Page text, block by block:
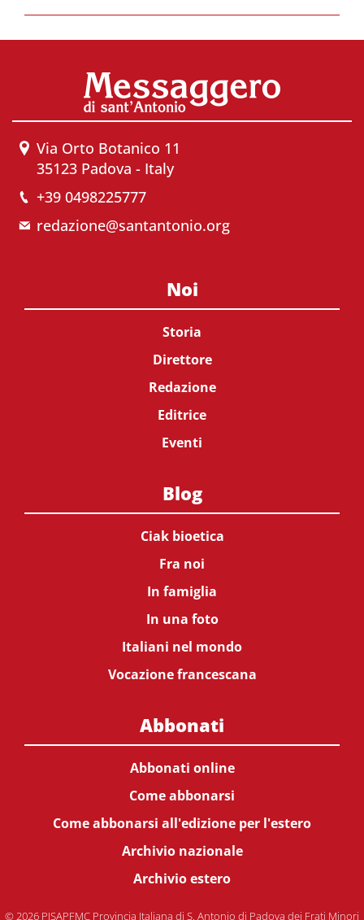
Via Orto Botanico 11
35123 Padova - Italy
+39 0498225777
redazione@santantonio.org
Noi
Storia
Direttore
Redazione
Editrice
Eventi
Blog
Ciak bioetica
Fra noi
In famiglia
In una foto
Italiani nel mondo
Vocazione francescana
Abbonati
Abbonati online
Come abbonarsi
Come abbonarsi all'edizione per l'estero
Archivio nazionale
Archivio estero
© 2026 PISAPFMC Provincia Italiana di S. Antonio di Padova dei Frati Minori